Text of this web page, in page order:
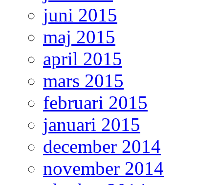
juni 2015
maj 2015
april 2015
mars 2015
februari 2015
januari 2015
december 2014
november 2014